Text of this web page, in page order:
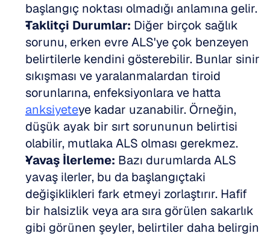
Taklitçi Durumlar: Diğer birçok sağlık
sorunu, erken evre ALS'ye çok benzeyen
belirtilerle kendini gösterebilir. Bunlar sinir
sıkışması ve yaralanmalardan tiroid
anksiyeteye kadar uzanabilir. Örneğin,
düşük ayak bir sırt sorununun belirtisi
olabilir, mutlaka ALS olması gerekmez.
Yavaş İlerleme: Bazı durumlarda ALS
yavaş ilerler, bu da başlangıçtaki
değişiklikleri fark etmeyi zorlaştırır. Hafif
bir halsizlik veya ara sıra görülen sakarlık
gibi görünen şeyler, belirtiler daha belirgin